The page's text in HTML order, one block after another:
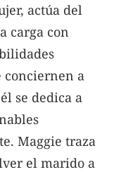
actúa del
carga con
a
se dedica a
Maggie traza
el marido a